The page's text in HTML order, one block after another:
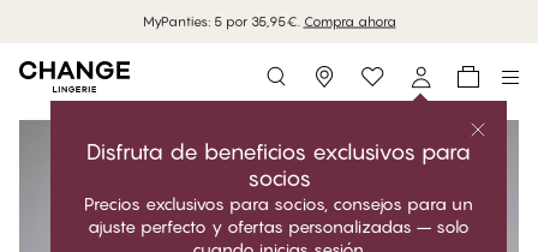
MyPanties: 5 por 35,95€. Compra ahora
Storefinder
Disfruta de beneficios exclusivos para
socios
Precios exclusivos para socios, consejos para un
ajuste perfecto y ofertas personalizadas – solo